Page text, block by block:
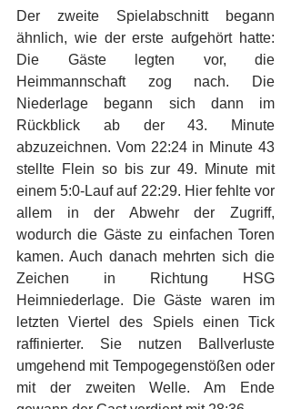
Der zweite Spielabschnitt begann
ähnlich, wie der erste aufgehört hatte:
Die Gäste legten vor, die
Heimmannschaft zog nach. Die
Niederlage begann sich dann im
Rückblick ab der 43. Minute
abzuzeichnen. Vom 22:24 in Minute 43
stellte Flein so bis zur 49. Minute mit
einem 5:0-Lauf auf 22:29. Hier fehlte vor
allem in der Abwehr der Zugriff,
wodurch die Gäste zu einfachen Toren
kamen. Auch danach mehrten sich die
Zeichen in Richtung HSG
Heimniederlage. Die Gäste waren im
letzten Viertel des Spiels einen Tick
raffinierter. Sie nutzen Ballverluste
umgehend mit Tempogegenstößen oder
mit der zweiten Welle. Am Ende